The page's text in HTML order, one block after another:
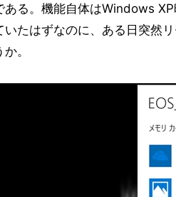
ある。機能自体はWindows
いたはずなのに、ある日突然
。